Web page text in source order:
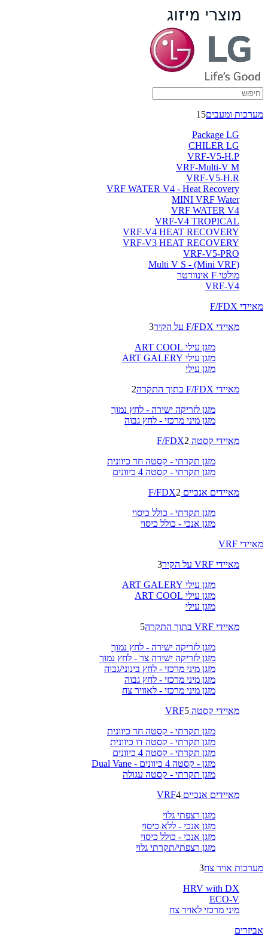
מערכות ומעבים15
Package LG
CHILER LG
VRF-V5-H.P
VRF-Multi-V M
VRF-V5-H.R
VRF WATER V4 - Heat Recovery
MINI VRF Water
VRF WATER V4
VRF-V4 TROPICAL
VRF-V4 HEAT RECOVERY
VRF-V3 HEAT RECOVERY
VRF-V5-PRO
(Multi V S - (Mini VRF
מולטי F אינוורטר
VRF-V4
מאיידי F/FDX
מאיידי F/FDX על הקיר
3
מזגן עילי ART COOL
מזגן עילי ART GALERY
מזגן עילי
מאיידי F/FDX בתוך התקרה
2
מזגן לזריקה ישירה - לחץ נמוך
מזגן מיני מרכזי - לחץ גבוה
מאיידי קסטה F/FDX 2
מזגן תקרתי - קסטה חד כיוונית
מזגן תקרתי - קסטה 4 כיוונים
מאיידים אנכיים F/FDX 2
מזגן תקרתי - כולל כיסוי
מזגן אנכי - כולל כיסוי
מאיידי VRF
מאיידי VRF על הקיר
3
מזגן עילי ART GALERY
מזגן עילי ART COOL
מזגן עילי
מאיידי VRF בתוך התקרה
5
מזגן לזריקה ישירה - לחץ נמוך
מזגן לזריקה ישירה צר - לחץ נמוך
מזגן מיני מרכזי - לחץ בינוני/גבוה
מזגן מיני מרכזי - לחץ גבוה
מזגן מיני מרכזי - לאוויר צח
מאיידי קסטה VRF 5
מזגן תקרתי - קסטה חד כיוונית
מזגן תקרתי - קסטה דו כיוונית
מזגן תקרתי - קסטה 4 כיוונים
מזגן - קסטה 4 כיוונים - Dual Vane
מזגן תקרתי - קסטה עגולה
מאיידים אנכיים VRF 4
מזגן רצפתי גלוי
מזגן אנכי - ללא כיסוי
מזגן אנכי - כולל כיסוי
מזגן רצפתי/תקרתי גלוי
מערכות אויר צח3
HRV with DX
ECO-V
מיני מרכזי לאויר צח
אביזרים